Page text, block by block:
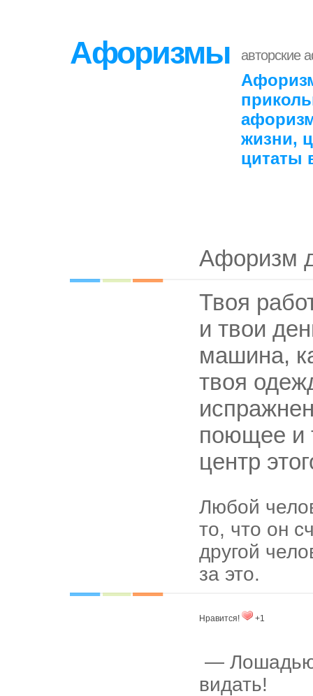
Афоризмы авторские
жизни,
цитаты
Афоризм
Твоя
и твои
машина,
твоя
поющее и
центр
Любой
то, что он
другой
за это.
Нравится! +1
— Лошадью
видать!